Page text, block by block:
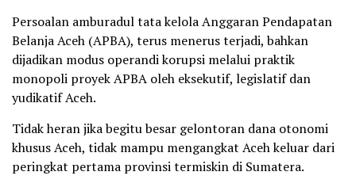
Persoalan amburadul tata kelola Anggaran Pendapatan
Belanja Aceh (APBA), terus menerus terjadi, bahkan
dijadikan modus operandi korupsi melalui praktik
monopoli proyek APBA oleh eksekutif, legislatif dan
yudikatif Aceh.
Tidak heran jika begitu besar gelontoran dana otonomi
khusus Aceh, tidak mampu mengangkat Aceh keluar dari
peringkat pertama provinsi termiskin di Sumatera.